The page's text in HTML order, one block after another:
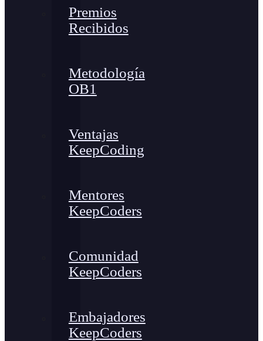
Premios
Recibidos
Metodología
OB1
Ventajas
KeepCoding
Mentores
KeepCoders
Comunidad
KeepCoders
Embajadores
KeepCoders